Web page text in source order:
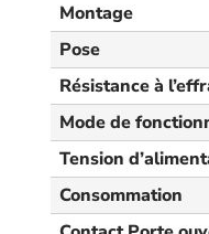
Montage
Pose
Résistance à
Mode de
Tension
Consommation